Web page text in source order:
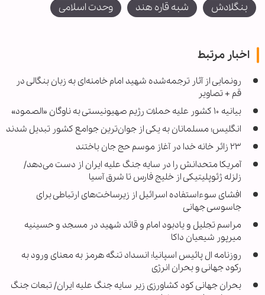
بنگلادش شبه قاره هند وحدت اسلامی
اخبار مرتبط
رونمایی از آثار ترجمه‌شده شهید امام خامنه‌ای به زبان بنگالی در
قم + تصاویر
بیانیه ۱۰ کشور علیه حملات رژیم صهیونیستی به ناوگان «الصمود»
انگلیس؛ مسلمانان به یکی از جوان‌ترین جوامع کشور تبدیل شدند
۲۳ زائر خانه خدا در آغاز موسم حج جان باختند
آمریکا متحدانش را در سایه جنگ علیه ایران از دست می‌دهد/
زلزله ژئوپلیتیکی از خلیج فارس تا شرق آسیا
افشای سوءاستفاده اسرائیل از زیرساخت‌های ارتباطی برای
جاسوسی جهانی
مراسم تجلیل و یادبود امام و قائد شهید در مسجد و حسینیه
میرپور شیعیان داکا
روزنامه ال پائیس اسپانیا: انسداد تنگه هرمز به معنای ورود به
رکود جهانی و بحران انرژی
بحران جهانی کود کشاورزی زیر سایه جنگ علیه ایران/ تبعات جنگ